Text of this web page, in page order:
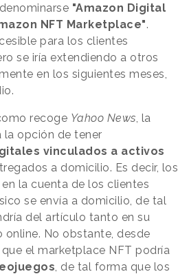
"Amazon Digital
NFT Marketplace".
para los clientes
se iría extendiendo a otros
en los siguientes meses,
recoge Yahoo News , la
la opción de tener
vinculados a activos
a domicilio. Es decir, los
la cuenta de los clientes
se envía a domicilio, de tal
del artículo tanto en su
No obstante, desde
el marketplace NFT podría
, de tal forma que los